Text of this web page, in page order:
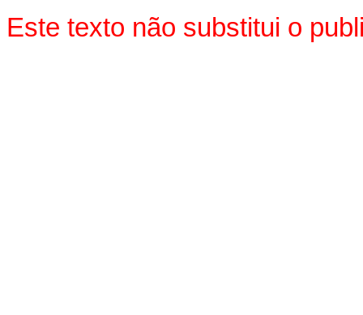
Este texto não substitui o